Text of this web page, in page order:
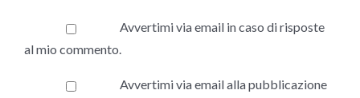
Avvertimi via email in caso di risposte
al mio commento.
Avvertimi via email alla pubblicazione